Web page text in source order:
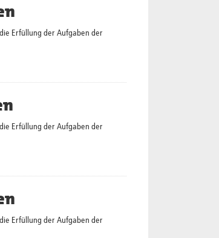
Erfüllung der Aufgaben der
Erfüllung der Aufgaben der
Erfüllung der Aufgaben der